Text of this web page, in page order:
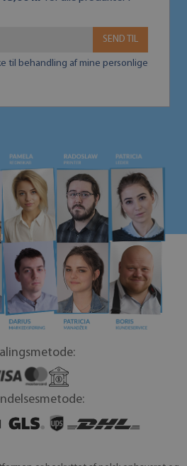
SEND TIL
til behandling af mine personlige